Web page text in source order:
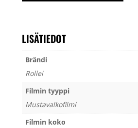
LISÄTIEDOT
Brändi
Rollei
Filmin tyyppi
Mustavalkofilmi
Filmin koko